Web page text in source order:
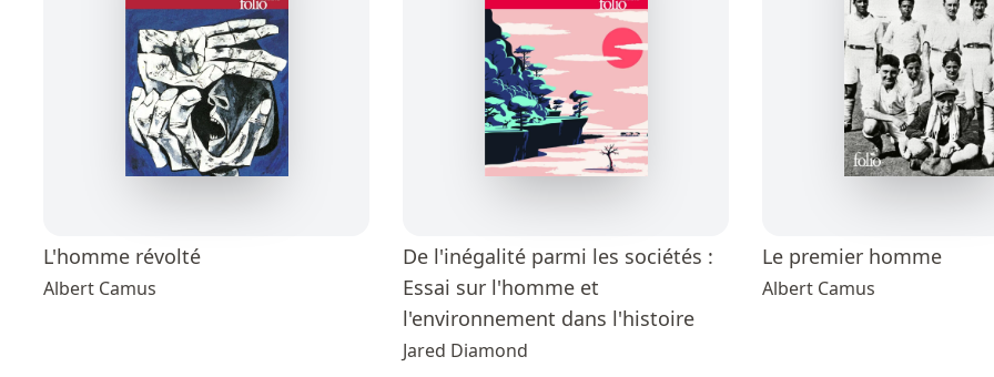
L'homme révolté
Albert Camus
De l'inégalité parmi les sociétés :
Essai sur l'homme et
l'environnement dans l'histoire
Jared Diamond
Le premier homme
Albert Camus